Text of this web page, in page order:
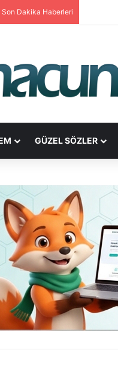
Son Dakika Haberleri
GÜZEL SÖZLER